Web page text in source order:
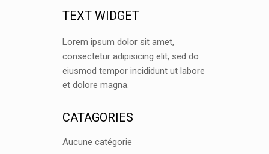
TEXT WIDGET
Lorem ipsum dolor sit amet,
consectetur adipisicing elit, sed do
eiusmod tempor incididunt ut labore
et dolore magna.
CATAGORIES
Aucune catégorie